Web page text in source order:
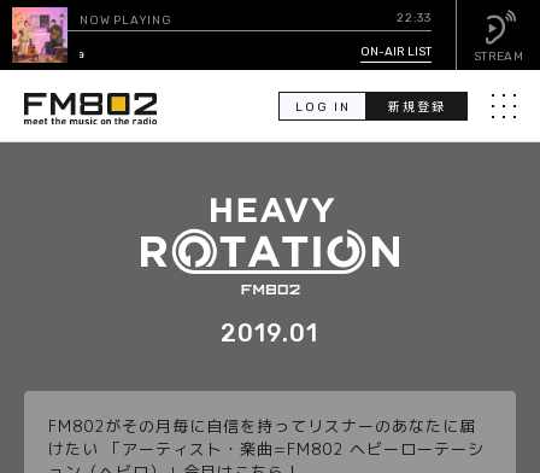
LOG IN 新規登録 メニ
索
GUEST CALENDAR
EVENT CALENDAR
NOW PLAYING 22:33
ON-AIR LIST STREAM
2019.01
FM802がその月毎に自信を持ってリスナーのあなたに届
けたい 「アーティスト・楽曲=FM802 ヘビーローテーシ